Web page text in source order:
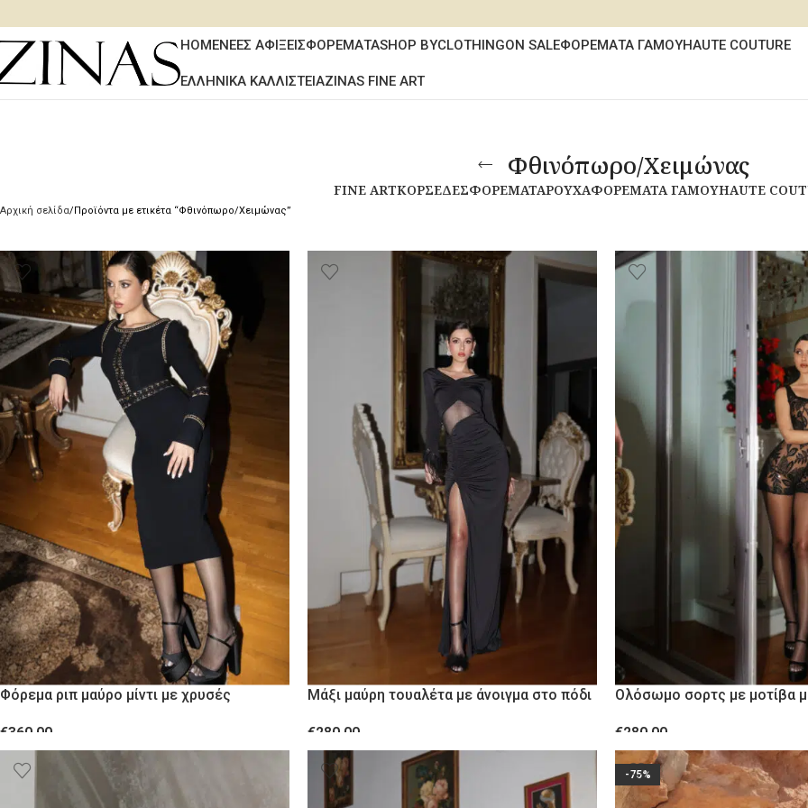
HOMEΝΕΕΣ ΑΦΙΞΕΙΣΦΟΡΕΜΑΤΑSHOP BY
ΓΆΜΟΣ/ΒΆΦΤΙΣΗ CASUAL
CLOTHINGON SALEΦΟΡΕΜΑΤΑ ΓΑΜΟΥHAUTE COUTURE
ΕΛΛΗΝΙΚΑ ΚΑΛΛΙΣΤΕΙΑZINAS FINE ART
Φθινόπωρο/Χειμώνας
FINE ARTΚΟΡΣΈΔΕΣΦΟΡΈΜΑΤΑΡΟΎΧΑΦΟΡΈΜΑΤΑ ΓΆΜΟΥHAUTE
Αρχική σελίδα Προϊόντα με ετικέτα “Φθινόπωρο/Χειμώνας”
Φόρεμα ριπ μαύρο μίντι με χρυσές
€360.00
Μάξι μαύρη τουαλέτα με άνοιγμα στο πόδι
€280.00
ΕΠΙΛΟΓΉ
Ολόσωμο σορτς με μοτίβα
€280.00
ΕΠΙΛΟΓΉ
-75%